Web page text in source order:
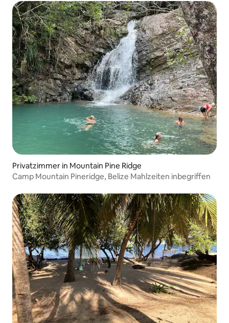
Privatzimmer in Mountain Pine Ridge
Camp Mountain Pineridge, Belize Mahlzeiten inbegriffen